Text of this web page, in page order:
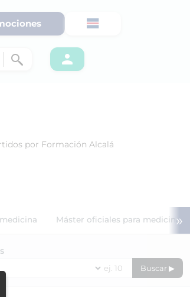
por Formación Alcalá
Máster oficiales para medicina»
Buscar ▶